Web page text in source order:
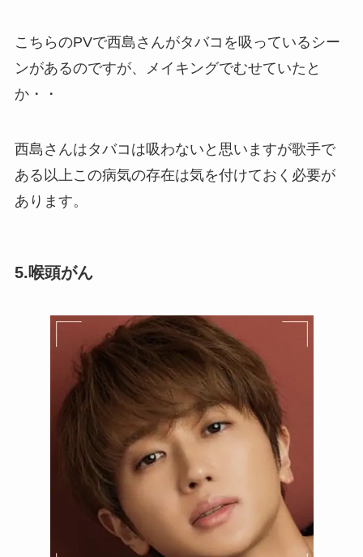
こちらのPVで西島さんがタバコを吸っているシー
ンがあるのですが、メイキングでむせていたと
か・・
西島さんはタバコは吸わないと思いますが歌手で
ある以上この病気の存在は気を付けておく必要が
あります。
5.喉頭がん